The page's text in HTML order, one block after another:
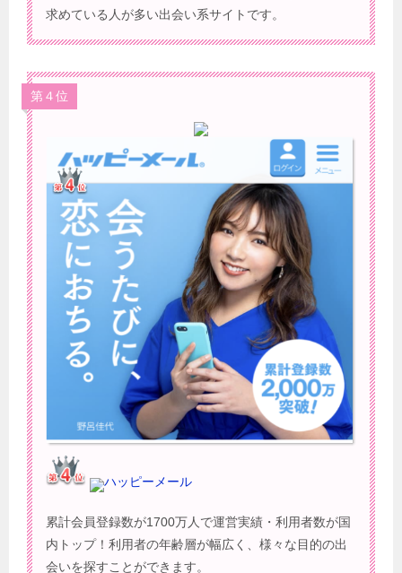
求めている人が多い出会い系サイトです。
第４位
ハッピーメール
累計会員登録数が1700万人で運営実績・利用者数が国
内トップ！利用者の年齢層が幅広く、様々な目的の出
会いを探すことができます。